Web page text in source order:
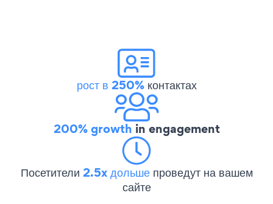
рост в 250%контактах
200% growth in engagement
Посетители 2.5x дольше проведут на вашем
сайте